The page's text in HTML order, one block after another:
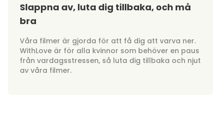
Slappna av, luta dig tillbaka, och må
bra
Våra filmer är gjorda för att få dig att varva ner.
WithLove är för alla kvinnor som behöver en paus
från vardagsstressen, så luta dig tillbaka och njut
av våra filmer.